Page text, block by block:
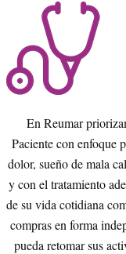
En Reumar
Paciente con enfoque
dolor, sueño de mala
y con el tratamiento
de su vida cotidiana
compras en forma
pueda retomar sus